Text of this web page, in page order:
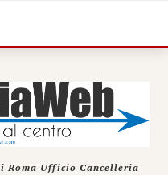
Roma Ufficio Cancelleria